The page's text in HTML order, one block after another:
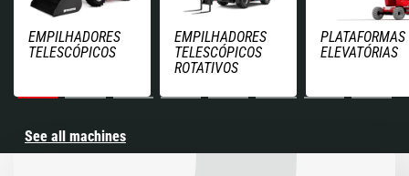
EMPILHADORES
TELESCÓPICOS
EMPILHADORES
TELESCÓPICOS
ROTATIVOS
PLATAFORMAS
ELEVATÓRIAS
See all machines